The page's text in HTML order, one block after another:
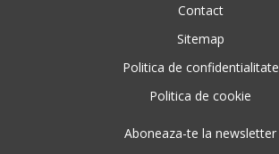
Contact
Sitemap
Politica de confidentialitate
Politica de cookie
Aboneaza-te la newsletter